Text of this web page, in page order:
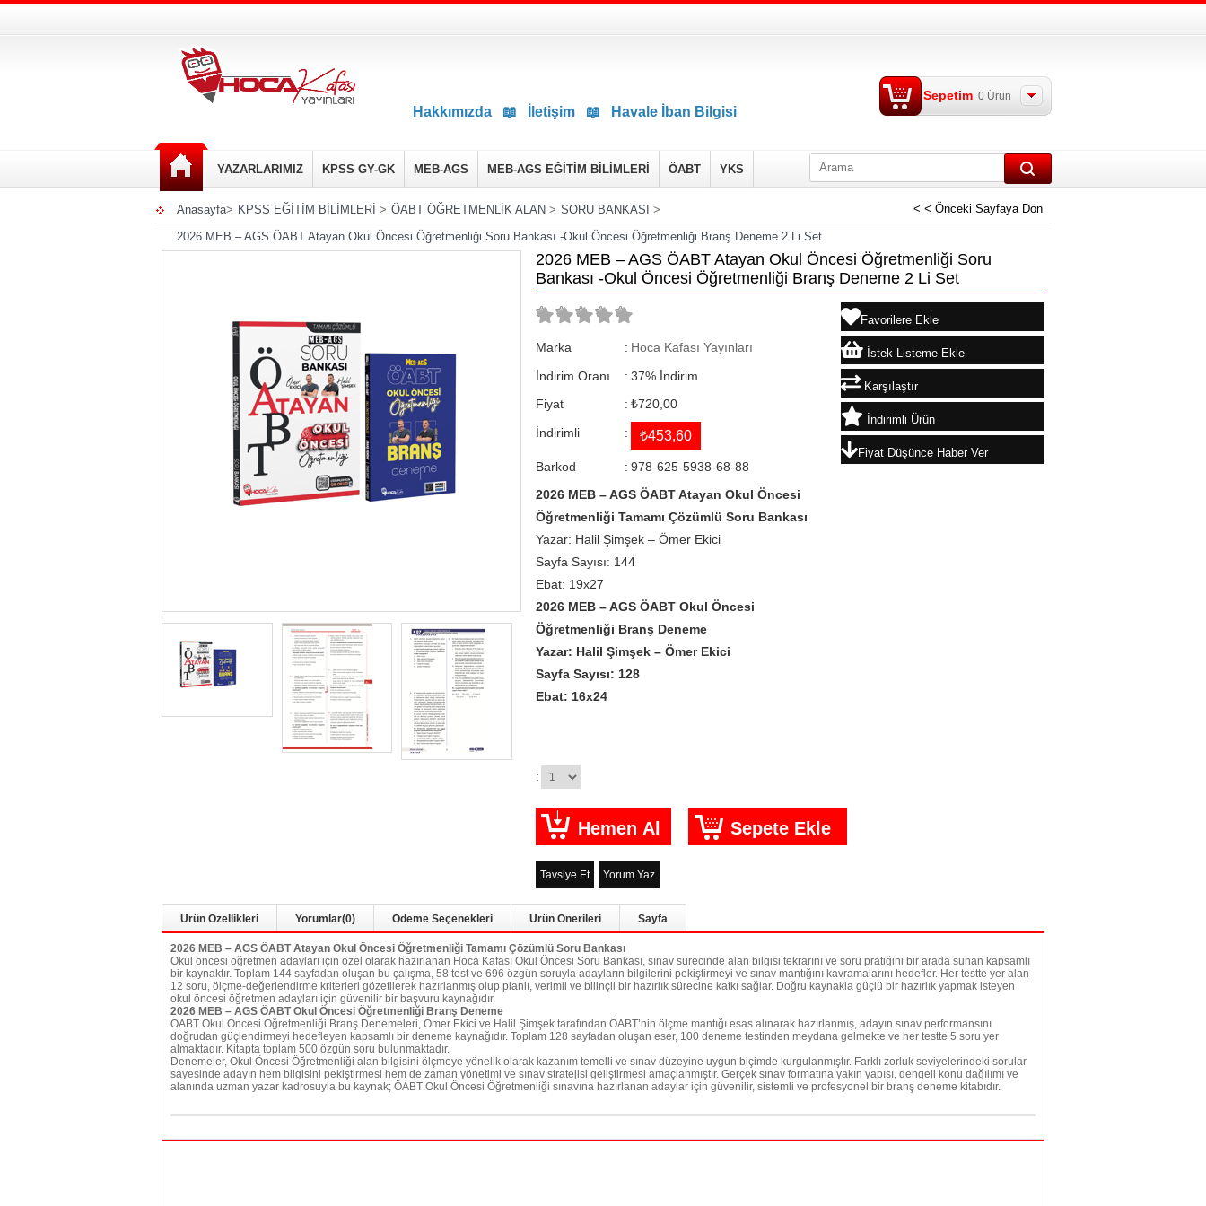
Hakkımızda 📖 İletişim 📖 Havale İban Bilgisi
Sepetim 0 Ürün
YAZARLARIMIZ KPSS GY-GK MEB-AGS MEB-AGS EĞİTİM BİLİMLERİ ÖABT YKS
Anasayfa> KPSS EĞİTİM BİLİMLERİ > ÖABT ÖĞRETMENLİK ALAN > SORU BANKASI >
2026 MEB – AGS ÖABT Atayan Okul Öncesi Öğretmenliği Soru Bankası -Okul Öncesi Öğretmenliği Branş Deneme 2 Li Set
< < Önceki Sayfaya Dön
2026 MEB – AGS ÖABT Atayan Okul Öncesi Öğretmenliği Soru
Bankası -Okul Öncesi Öğretmenliği Branş Deneme 2 Li Set
Marka : Hoca Kafası Yayınları
İndirim Oranı
: %
37
İndirim
Fiyat
: ₺720,00
İndirimli
: ₺453,60
Barkod : 978-625-5938-68-88
2026 MEB – AGS ÖABT Atayan Okul Öncesi
Öğretmenliği Tamamı Çözümlü Soru Bankası
Yazar: Halil Şimşek – Ömer Ekici
Sayfa Sayısı: 144
Ebat: 19x27
2026 MEB – AGS ÖABT Okul Öncesi
Öğretmenliği Branş Deneme
Yazar: Halil Şimşek – Ömer Ekici
Sayfa Sayısı: 128
Ebat: 16x24
:
Favorilere Ekle
İstek Listeme Ekle
Karşılaştır
İndirimli Ürün
Fiyat Düşünce Haber Ver
Tavsiye Et Yorum Yaz
Ürün Özellikleri Yorumlar(0) Ödeme Seçenekleri Ürün Önerileri Sayfa
2026 MEB – AGS ÖABT Atayan Okul Öncesi Öğretmenliği Tamamı Çözümlü Soru Bankası
Okul öncesi öğretmen adayları için özel olarak hazırlanan Hoca Kafası Okul Öncesi Soru Bankası, sınav sürecinde alan bilgisi tekrarını ve soru pratiğini bir arada sunan kapsamlı
bir kaynaktır. Toplam 144 sayfadan oluşan bu çalışma, 58 test ve 696 özgün soruyla adayların bilgilerini pekiştirmeyi ve sınav mantığını kavramalarını hedefler. Her testte yer alan
12 soru, ölçme-değerlendirme kriterleri gözetilerek hazırlanmış olup planlı, verimli ve bilinçli bir hazırlık sürecine katkı sağlar. Doğru kaynakla güçlü bir hazırlık yapmak isteyen
okul öncesi öğretmen adayları için güvenilir bir başvuru kaynağıdır.
2026 MEB – AGS ÖABT Okul Öncesi Öğretmenliği Branş Deneme
ÖABT Okul Öncesi Öğretmenliği Branş Denemeleri, Ömer Ekici ve Halil Şimşek tarafından ÖABT’nin ölçme mantığı esas alınarak hazırlanmış, adayın sınav performansını
doğrudan güçlendirmeyi hedefleyen kapsamlı bir deneme kaynağıdır. Toplam 128 sayfadan oluşan eser, 100 deneme testinden meydana gelmekte ve her testte 5 soru yer
almaktadır. Kitapta toplam 500 özgün soru bulunmaktadır.
Denemeler, Okul Öncesi Öğretmenliği alan bilgisini ölçmeye yönelik olarak kazanım temelli ve sınav düzeyine uygun biçimde kurgulanmıştır. Farklı zorluk seviyelerindeki sorular
sayesinde adayın hem bilgisini pekiştirmesi hem de zaman yönetimi ve sınav stratejisi geliştirmesi amaçlanmıştır. Gerçek sınav formatına yakın yapısı, dengeli konu dağılımı ve
alanında uzman yazar kadrosuyla bu kaynak; ÖABT Okul Öncesi Öğretmenliği sınavına hazırlanan adaylar için güvenilir, sistemli ve profesyonel bir branş deneme kitabıdır.